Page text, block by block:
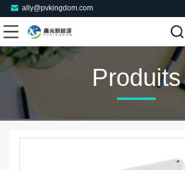
ally@pvkingdom.com
Produits